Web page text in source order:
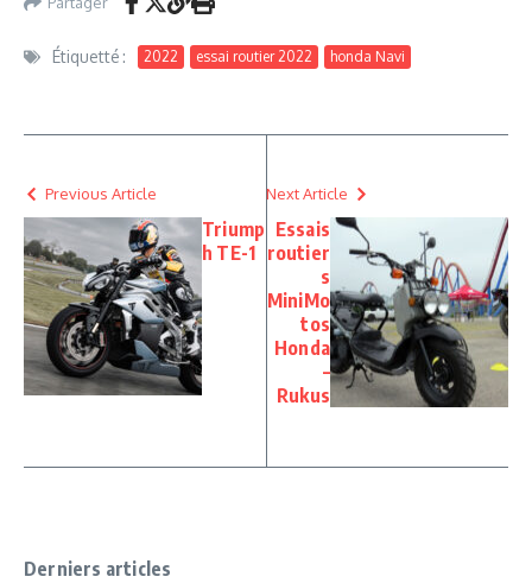
Étiquetté : 2022 essai routier 2022 honda Navi
Previous Article
Triump
h TE-1
Next Article
Essais
routier
s
MiniMo
tos
Honda
–
Rukus
Derniers articles